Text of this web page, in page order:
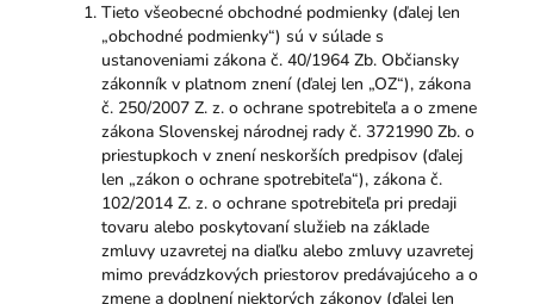
Tieto všeobecné obchodné podmienky (ďalej len
„obchodné podmienky“) sú v súlade s
ustanoveniami zákona č. 40/1964 Zb. Občiansky
zákonník v platnom znení (ďalej len „OZ“), zákona
č. 250/2007 Z. z. o ochrane spotrebiteľa a o zmene
zákona Slovenskej národnej rady č. 3721990 Zb. o
priestupkoch v znení neskorších predpisov (ďalej
len „zákon o ochrane spotrebiteľa“), zákona č.
102/2014 Z. z. o ochrane spotrebiteľa pri predaji
tovaru alebo poskytovaní služieb na základe
zmluvy uzavretej na diaľku alebo zmluvy uzavretej
mimo prevádzkových priestorov predávajúceho a o
zmene a doplnení niektorých zákonov (ďalej len